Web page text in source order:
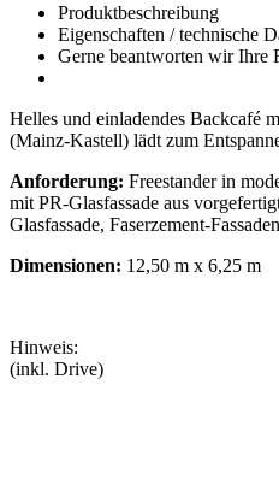
Produktbeschreibung
Eigenschaften / technische
Gerne beantworten wir Ihre
Helles und einladendes Backcafé
(Mainz-Kastell) lädt zum
Anforderung: Freestander in
mit PR-Glasfassade aus
Glasfassade, Faserzement-
Dimensionen: 12,50 m x 6,25 m
Hinweis:
(inkl. Drive)